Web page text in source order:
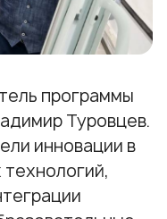
программы
Туровцев.
инновации в